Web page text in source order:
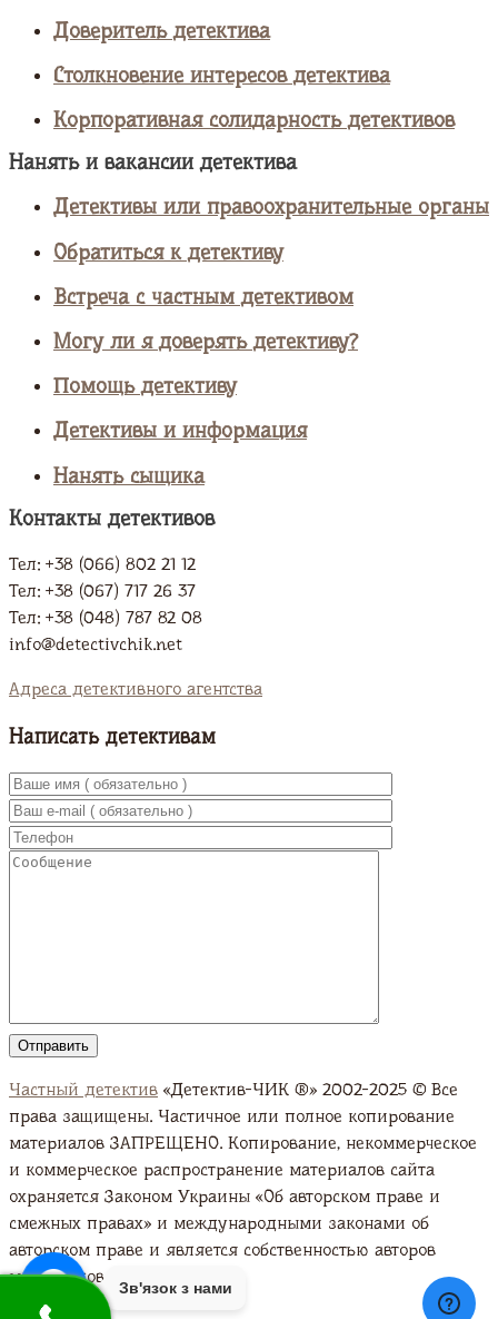
Доверитель детектива
Столкновение интересов детектива
Корпоративная солидарность детективов
Нанять и вакансии детектива
Детективы или правоохранительные органы
Обратиться к детективу
Встреча с частным детективом
Могу ли я доверять детективу?
Помощь детективу
Детективы и информация
Нанять сыщика
Контакты детективов
Тел: +38 (066) 802 21 12
Тел: +38 (067) 717 26 37
Тел: +38 (048) 787 82 08
info@detectivchik.net
Адреса детективного агентства
Зв'язок з нами
Написать детективам
Частный детектив «Детектив-ЧИК ®» 2002-2025 © Все
права защищены. Частичное или полное копирование
материалов ЗАПРЕЩЕНО. Копирование, некоммерческое
и коммерческое распространение материалов сайта
охраняется Законом Украины «Об авторском праве и
смежных правах» и международными законами об
авторском праве и является собственностью авторов
материалов. Подробно